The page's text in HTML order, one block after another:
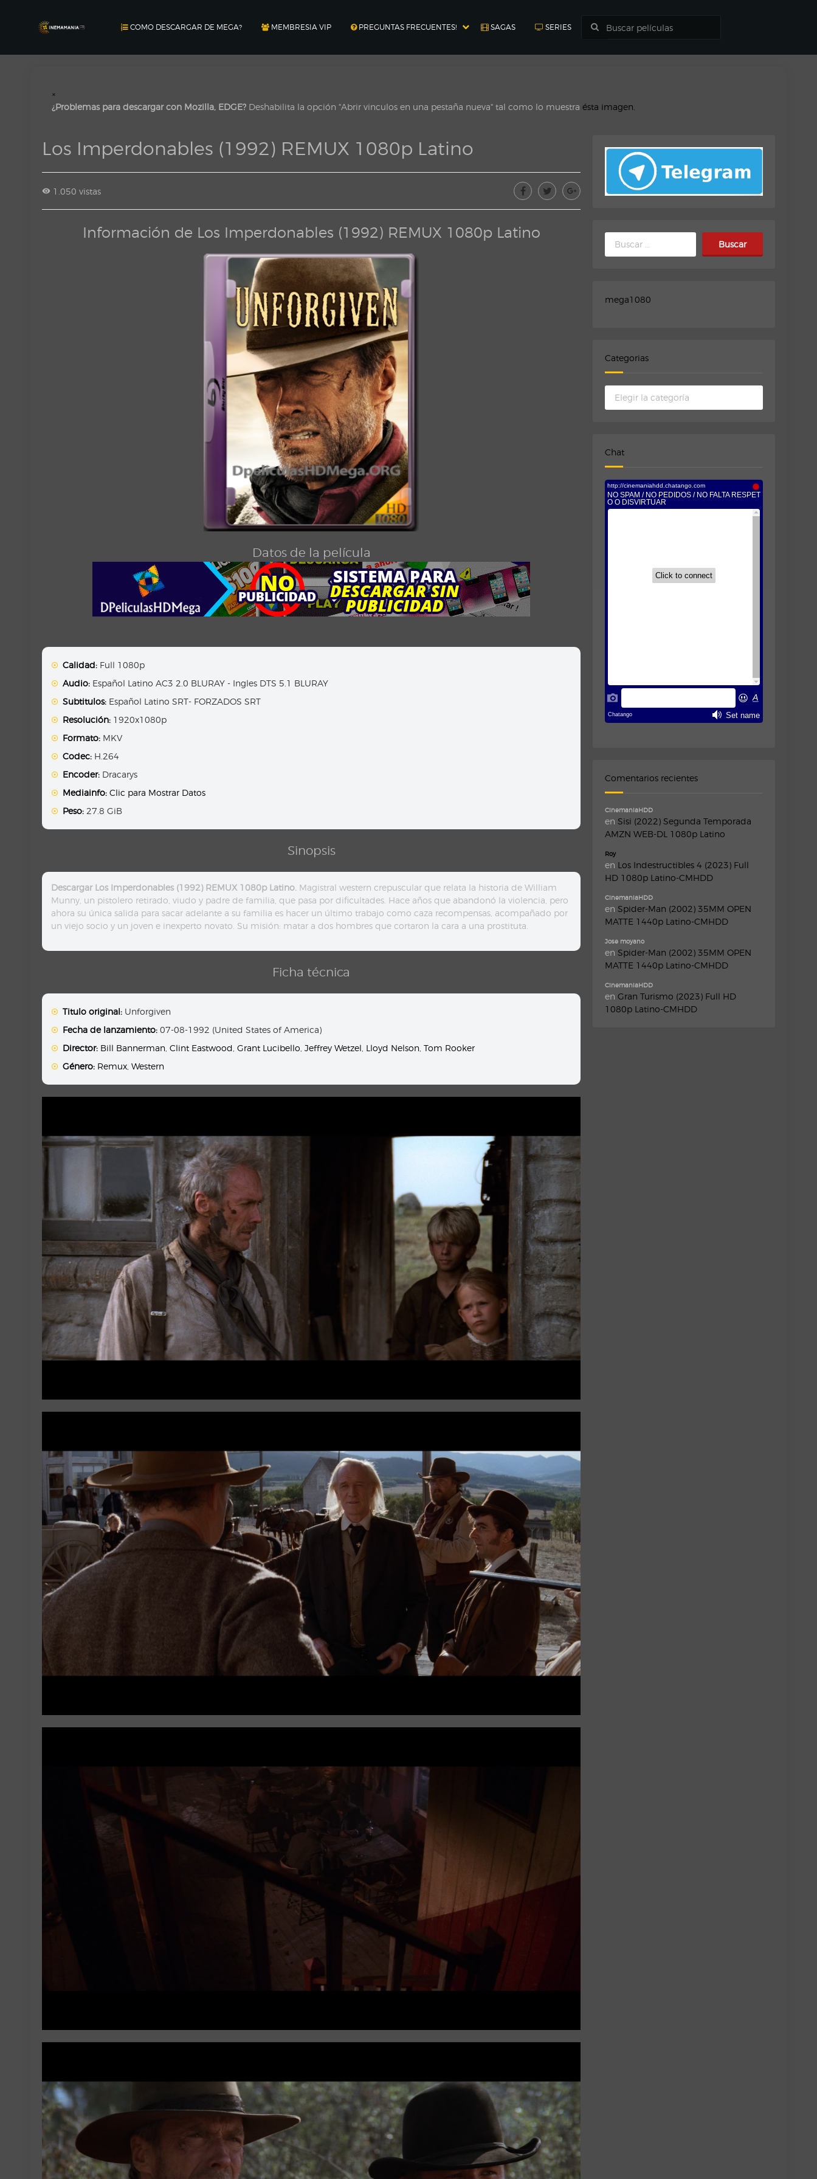
COMO DESCARGAR DE MEGA? MEMBRESIA VIP PREGUNTAS FRECUENTES! SAGAS SERIES
×
¿Problemas para descargar con Mozilla, EDGE? Deshabilita la opción "Abrir vinculos en una pestaña nueva" tal como lo muestra ésta imagen.
Los Imperdonables (1992) REMUX 1080p Latino
1.050 vistas
Información de Los Imperdonables (1992) REMUX 1080p Latino
Datos de la película
Calidad: Full 1080p
Audio: Español Latino AC3 2.0 BLURAY - Ingles DTS 5.1 BLURAY
Subtitulos: Español Latino SRT- FORZADOS SRT
Resolución: 1920x1080p
Formato: MKV
Codec: H.264
Encoder: Dracarys
Mediainfo: Clic para Mostrar Datos
Peso: 27.8 GiB
Sinopsis
Descargar Los Imperdonables (1992) REMUX 1080p Latino. Magistral western crepuscular que relata la historia de William
Munny, un pistolero retirado, viudo y padre de familia, que pasa por dificultades. Hace años que abandonó la violencia, pero
ahora su única salida para sacar adelante a su familia es hacer un último trabajo como caza recompensas, acompañado por
un viejo socio y un joven e inexperto novato. Su misión: matar a dos hombres que cortaron la cara a una prostituta.
Ficha técnica
Titulo original: Unforgiven
Fecha de lanzamiento: 07-08-1992 (United States of America)
Director: Bill Bannerman ,Clint Eastwood ,Grant Lucibello ,Jeffrey Wetzel Lloyd Nelson ,Tom Rooker
Género: Remux ,Western
Buscar:
mega1080
Categorias
Categorias
Chat
Comentarios recientes
CinemaniaHDD
en Sisi (2022) Segunda Temporada
AMZN WEB-DL 1080p Latino
Roy
en Los Indestructibles 4 (2023) Full
HD 1080p Latino-CMHDD
CinemaniaHDD
en Spider-Man (2002) 35MM OPEN
MATTE 1440p Latino-CMHDD
Jose moyano
en Spider-Man (2002) 35MM OPEN
MATTE 1440p Latino-CMHDD
CinemaniaHDD
en Gran Turismo (2023) Full HD
1080p Latino-CMHDD